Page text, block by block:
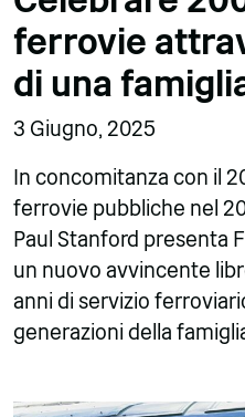
ferrovie
di una
3 Giugno, 2025
In concomitanza con il
ferrovie pubbliche nel
Paul Stanford presenta
un nuovo avvincente
anni di servizio
generazioni della